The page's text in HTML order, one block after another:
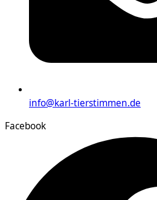
info@karl-tierstimmen.de
Facebook